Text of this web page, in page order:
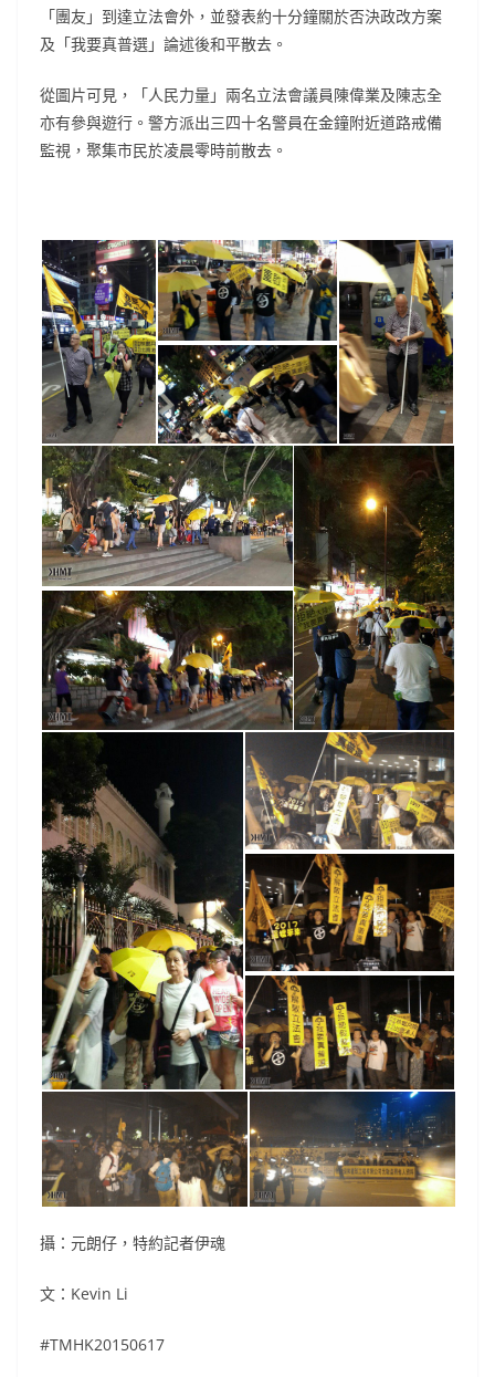
「團友」到達立法會外，並發表約十分鐘關於否決政改方案
及「我要真普選」論述後和平散去。
從圖片可見，「人民力量」兩名立法會議員陳偉業及陳志全
亦有參與遊行。警方派出三四十名警員在金鐘附近道路戒備
監視，聚集市民於凌晨零時前散去。
攝：元朗仔，特約記者伊魂
文：Kevin Li
#TMHK20150617